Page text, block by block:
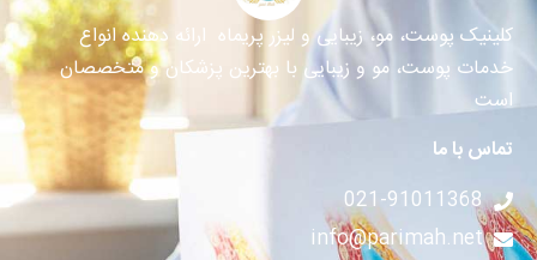
کلینیک پوست، مو، زیبایی و لیزر پریماه ارائه دهنده انواع
خدمات پوست، مو و زیبایی با بهترین پزشکان و متخصصان
است
تماس با ما
021-91011368
info@parimah.net